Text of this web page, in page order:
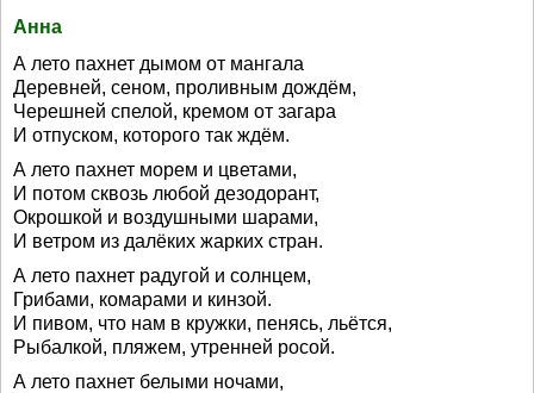
Анна
А лето пахнет дымом от мангала
Деревней, сеном, проливным дождём,
Черешней спелой, кремом от загара
И отпуском, которого так ждём.
А лето пахнет морем и цветами,
И потом сквозь любой дезодорант,
Окрошкой и воздушными шарами,
И ветром из далёких жарких стран.
А лето пахнет радугой и солнцем,
Грибами, комарами и кинзой.
И пивом, что нам в кружки, пенясь, льётся,
Рыбалкой, пляжем, утренней росой.
А лето пахнет белыми ночами,